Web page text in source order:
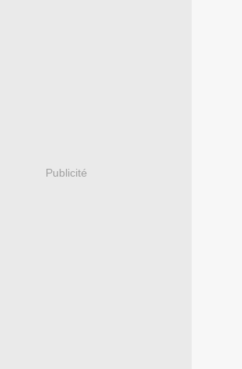
Publicité